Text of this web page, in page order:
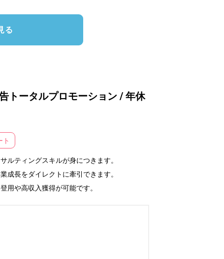
る
トータルプロモーション / 年休
ト
ルティングスキルが身につきます。
成長をダイレクトに牽引できます。
用や高収入獲得が可能です。